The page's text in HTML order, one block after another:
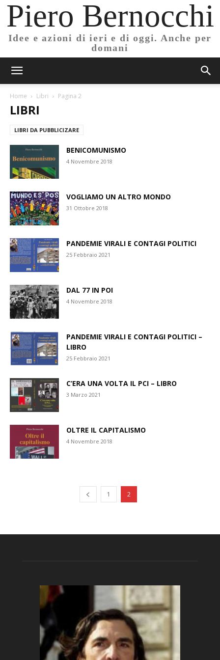
Piero Bernocchi
Idee e azioni di ieri e di oggi. Anche per
domani
Home Libri Pagina 2
LIBRI
LIBRI DA PUBBLICIZARE
BENICOMUNISMO
4 Novembre 2018
VOGLIAMO UN ALTRO MONDO
31 Ottobre 2018
PANDEMIE VIRALI E CONTAGI POLITICI
25 Febbraio 2021
DAL 77 IN POI
4 Novembre 2018
PANDEMIE VIRALI E CONTAGI POLITICI –
LIBRO
25 Febbraio 2021
C’ERA UNA VOLTA IL PCI – LIBRO
3 Marzo 2021
OLTRE IL CAPITALISMO
4 Novembre 2018
1 2